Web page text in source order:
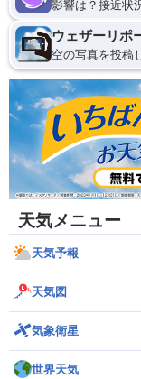
影響は？接近状
ウェザーリポ
空の写真を投稿
天気メニュー
天気予報
天気図
気象衛星
世界天気